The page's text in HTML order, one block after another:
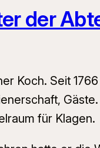
der
Koch. Seit
für Klagen.